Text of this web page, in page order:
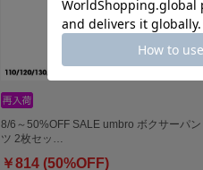
8/6～50%OFF SALE umbro ボクサーパン
ツ 2枚セッ…
￥814 (50%OFF)